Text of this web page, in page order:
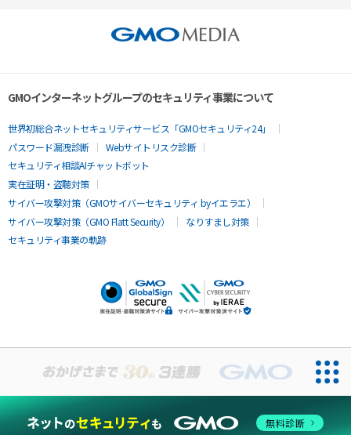
GMOインターネットグループのセキュリティ事業について
世界初総合ネットセキュリティサービス「GMOセキュリティ24」
パスワード漏洩診断
Webサイトリスク診断
セキュリティ相談AIチャットボット
実在証明・盗聴対策
サイバー攻撃対策（GMOサイバーセキュリティ byイエラエ）
サイバー攻撃対策（GMO Flatt Security）
なりすまし対策
セキュリティ事業の軌跡
無料診断